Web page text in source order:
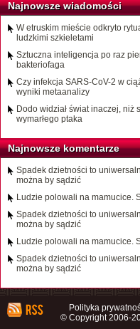
Najnowsze wiadomości
W etruskim mieście odkryto
ludzkimi szkieletami
Sztuczna inteligencja po raz
bakteriofaga
Czy infekcja SARS-CoV-2 w
wyniki metaanalizy
Dodo widział świat inaczej, niż
wymarłego ptaka
Najnowsze komentarze
Spadek dzietności to
można by sądzić
Ludzie polowali na mamucice.
Spadek dzietności to
można by sądzić
Ludzie polowali na mamucice.
Spadek dzietności to
można by sądzić
Polityka
© Copyright 2006-